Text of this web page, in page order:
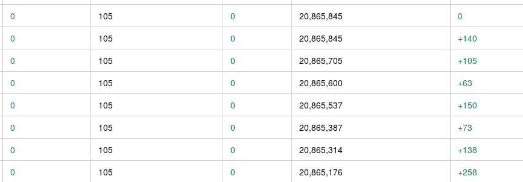
0 105 0 20,865,845
0
0 105 0 20,865,845
+140
0 105 0 20,865,705
+105
0 105 0 20,865,600
+63
0 105 0 20,865,537
+150
0 105 0 20,865,387
+73
0 105 0 20,865,314
+138
0 105 0 20,865,176
+258